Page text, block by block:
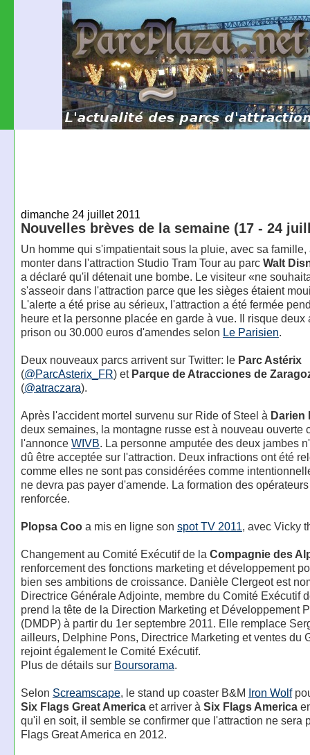
dimanche 24 juillet 2011
Nouvelles brèves de la semaine (17 - 24
Un homme qui s'impatientait sous la pluie, avec sa famille,
monter dans l'attraction Studio Tram Tour au parc Walt
a déclaré qu'il détenait une bombe. Le visiteur «ne
s'asseoir dans l'attraction parce que les sièges étaient
L'alerte a été prise au sérieux, l'attraction a été fermée
heure et la personne placée en garde à vue. Il risque deux
prison ou 30.000 euros d'amendes selon Le Parisien.
Deux nouveaux parcs arrivent sur Twitter: le Parc Astérix
(@ParcAsterix_FR) et Parque de Atracciones de
(@atraczara).
Après l'accident mortel survenu sur Ride of Steel à Darien
deux semaines, la montagne russe est à nouveau ouverte
l'annonce WIVB. La personne amputée des deux jambes
dû être acceptée sur l'attraction. Deux infractions ont été
comme elles ne sont pas considérées comme
ne devra pas payer d'amende. La formation des
renforcée.
Plopsa Cooa mis en ligne son spot TV 2011, avec Vicky
Changement au Comité Exécutif de la Compagnie des
renforcement des fonctions marketing et développement
bien ses ambitions de croissance. Danièle Clergeot est
Directrice Générale Adjointe, membre du Comité Exécutif
prend la tête de la Direction Marketing et Développement
(DMDP) à partir du 1er septembre 2011. Elle remplace
ailleurs, Delphine Pons, Directrice Marketing et ventes du
rejoint également le Comité Exécutif.
Plus de détails sur Boursorama.
Selon Screamscape, le stand up coaster B&M Iron Wolf
Six Flags Great Americaet arriver à Six Flags America
qu'il en soit, il semble se confirmer que l'attraction ne sera
Flags Great America en 2012.